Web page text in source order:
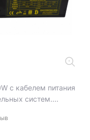
с кабелем питания
систем....